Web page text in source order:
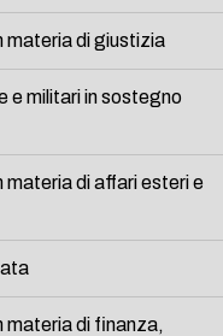
materia di giustizia
e militari in sostegno
materia di affari esteri e
materia di finanza,